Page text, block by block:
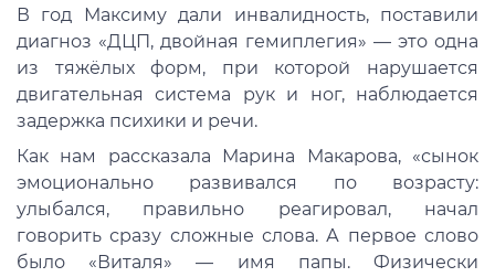
В год Максиму дали инвалидность, поставили
диагноз «ДЦП, двойная гемиплегия» — это одна
из тяжёлых форм, при которой нарушается
двигательная система рук и ног, наблюдается
задержка психики и речи.
Как нам рассказала Марина Макарова, «сынок
эмоционально развивался по возрасту:
улыбался, правильно реагировал, начал
говорить сразу сложные слова. А первое слово
было «Виталя» — имя папы. Физически